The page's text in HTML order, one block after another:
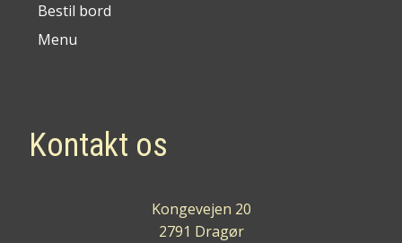
Bestil bord
Menu
Kontakt os
Kongevejen 20
2791 Dragør